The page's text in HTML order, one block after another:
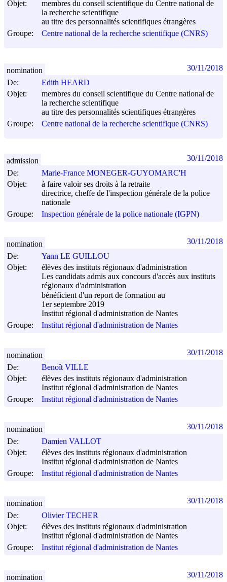
Objet:
membres du conseil scientifique du Centre national de
la recherche scientifique
au titre des personnalités scientifiques étrangères
Groupe:
Centre national de la recherche scientifique (CNRS)
De:
Edith HEARD
Objet:
membres du conseil scientifique du Centre national de
la recherche scientifique
au titre des personnalités scientifiques étrangères
Groupe:
Centre national de la recherche scientifique (CNRS)
nomination 30/11/2018
De:
Marie-France MONEGER-GUYOMARC'H
Objet:
à faire valoir ses droits à la retraite
directrice, cheffe de l'inspection générale de la police
nationale
Groupe:
Inspection générale de la police nationale (IGPN)
admission 30/11/2018
De:
Yann LE GUILLOU
Objet:
élèves des instituts régionaux d'administration
Les candidats admis aux concours d'accès aux instituts
régionaux d'administration
bénéficient d'un report de formation au
1er septembre 2019
Institut régional d'administration de Nantes
Groupe:
Institut régional d'administration de Nantes
nomination 30/11/2018
De:
Benoît VILLE
Objet:
élèves des instituts régionaux d'administration
Institut régional d'administration de Nantes
Groupe:
Institut régional d'administration de Nantes
nomination 30/11/2018
De:
Damien VALLOT
Objet:
élèves des instituts régionaux d'administration
Institut régional d'administration de Nantes
Groupe:
Institut régional d'administration de Nantes
nomination 30/11/2018
De:
Olivier TECHER
Objet:
élèves des instituts régionaux d'administration
Institut régional d'administration de Nantes
Groupe:
Institut régional d'administration de Nantes
nomination 30/11/2018
nomination 30/11/2018